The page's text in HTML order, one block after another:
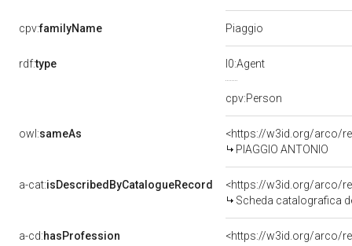
cpv:familyName Piaggio
rdf:type l0:Agent
cpv:Person
owl:sameAs
<https://w3id.org/arco/
PIAGGIO ANTONIO
a-cat:isDescribedByCatalogueRecord
<https://w3id.org/arco/
Scheda catalografica
a-cd:hasProfession <https://w3id.org/arco/